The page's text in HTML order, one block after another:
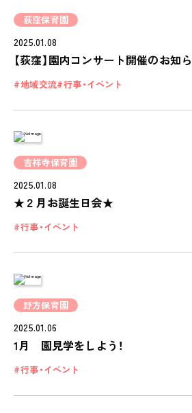
保育の特
FEATURE
食の
荻窪保育園
2025.01.08
【荻窪】園内コンサート開催のお知
地域交流 行事・イベント
吉祥寺保育園
2025.01.08
★２月お誕生日会★
行事・イベント
野方保育園
2025.01.06
1月 園見学をしよう！
行事・イベント